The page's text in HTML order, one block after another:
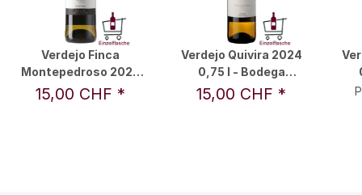
Verdejo Finca
Montepedroso 2025
0,75 l - Finca
Montepedroso
15,00 CHF *
Verdejo Quivira 2024
0,75 l - Bodega
Hermanos del Villar,
15,00 CHF *